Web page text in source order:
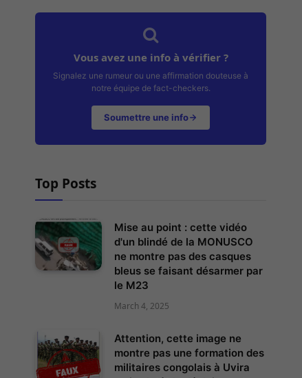
Vous avez une info à vérifier ?
Signalez une rumeur ou une affirmation douteuse à
notre équipe de fact-checkers.
Soumettre une info
Top Posts
Mise au point : cette vidéo
d'un blindé de la MONUSCO
ne montre pas des casques
bleus se faisant désarmer par
le M23
March 4, 2025
Attention, cette image ne
montre pas une formation des
militaires congolais à Uvira